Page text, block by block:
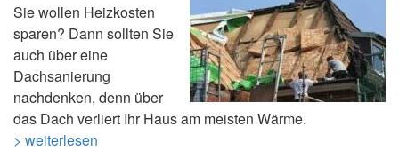
Sie wollen Heizkosten
sparen? Dann sollten Sie
auch über eine
Dachsanierung
nachdenken, denn über
das Dach verliert Ihr Haus am meisten Wärme.
> weiterlesen